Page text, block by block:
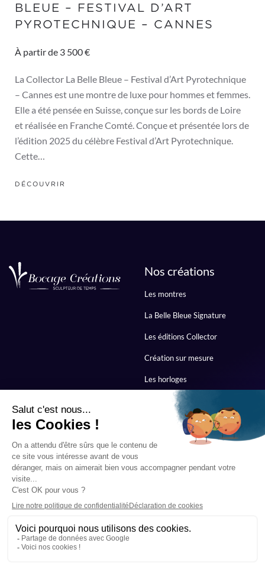
BLEUE – FESTIVAL D’ART
PYROTECHNIQUE – CANNES
À partir de 3 500 €
La Collector La Belle Bleue – Festival d’Art Pyrotechnique
– Cannes est une montre de luxe pour hommes et femmes.
Elle a été pensée en Suisse, conçue sur les bords de Loire
et réalisée en Franche Comté. Conçue et présentée lors de
l’édition 2025 du célèbre Festival d’Art Pyrotechnique.
Cette…
DÉCOUVRIR
Nos créations
Les montres
La Belle Bleue Signature
Les éditions Collector
Création sur mesure
Les horloges
Horloge « Signature »
personnalisable
À propos
Bocage Créations
Contact